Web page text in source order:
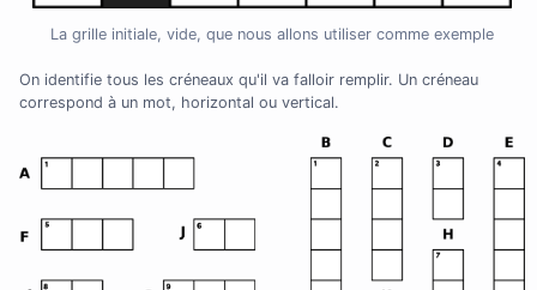
La grille initiale, vide, que nous allons utiliser comme exemple
On identifie tous les créneaux qu'il va falloir remplir. Un créneau
correspond à un mot, horizontal ou vertical.